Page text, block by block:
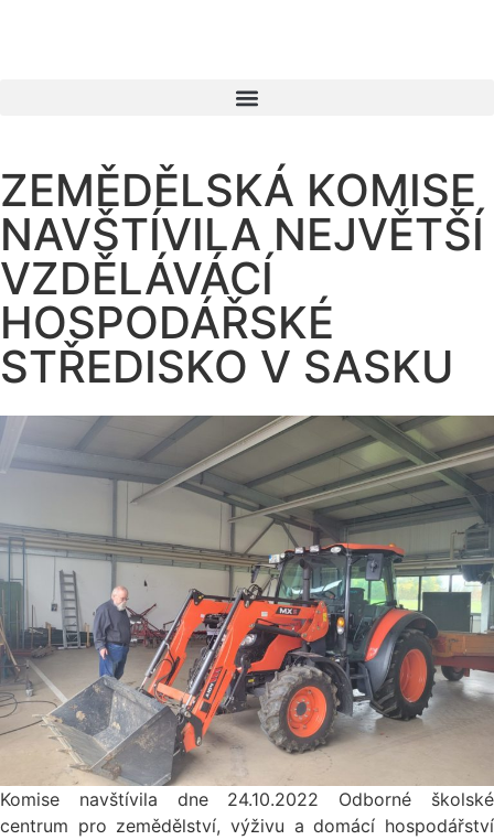
ZEMĚDĚLSKÁ KOMISE
NAVŠTÍVILA NEJVĚTŠÍ
VZDĚLÁVÁCÍ
HOSPODÁŘSKÉ
STŘEDISKO V SASKU
Komise navštívila dne 24.10.2022 Odborné školské
centrum pro zemědělství, výživu a domácí hospodářství